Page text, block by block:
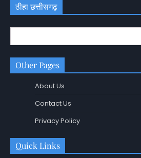
ठीहा छत्तीसगढ़
Other Pages
About Us
Contact Us
Privacy Policy
Quick Links